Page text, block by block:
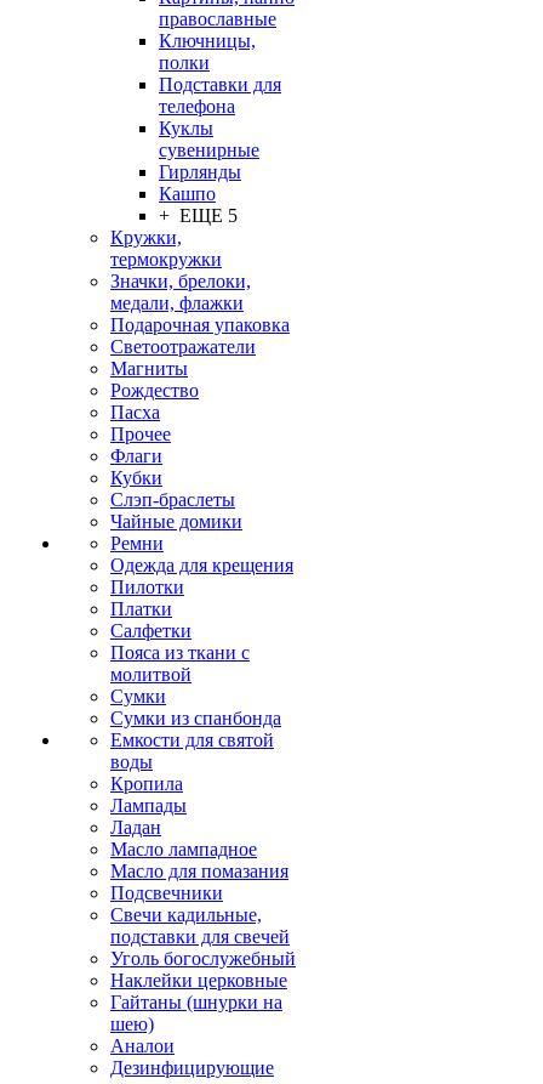
православные
Ключницы,
полки
Подставки для
телефона
Куклы
сувенирные
Гирлянды
Кашпо
+ ЕЩЕ 5
Кружки,
термокружки
Значки, брелоки,
медали, флажки
Подарочная упаковка
Светоотражатели
Магниты
Рождество
Пасха
Прочее
Флаги
Кубки
Слэп-браслеты
Чайные домики
Ремни
Одежда для крещения
Пилотки
Платки
Салфетки
Пояса из ткани с
молитвой
Сумки
Сумки из спанбонда
Емкости для святой
воды
Кропила
Лампады
Ладан
Масло лампадное
Масло для помазания
Подсвечники
Свечи кадильные,
подставки для свечей
Уголь богослужебный
Наклейки церковные
Гайтаны (шнурки на
шею)
Аналои
Дезинфицирующие